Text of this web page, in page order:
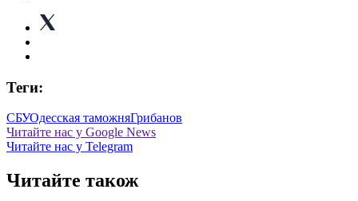
Теги:
СБУОдесская таможняГрибанов
Читайте нас у Google News
Читайте нас у Telegram
Читайте також